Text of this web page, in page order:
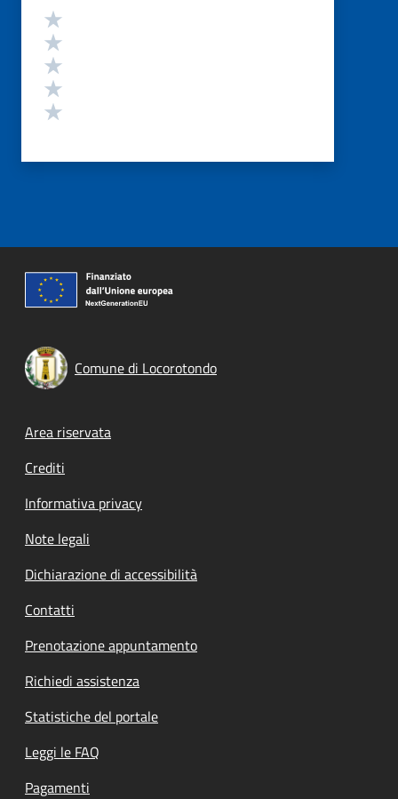
Valutazione
Comune di Locorotondo
Footer menu
Area riservata
Crediti
Informativa privacy
Note legali
Dichiarazione di accessibilità
Contatti
Prenotazione appuntamento
Richiedi assistenza
Statistiche del portale
Leggi le FAQ
Pagamenti